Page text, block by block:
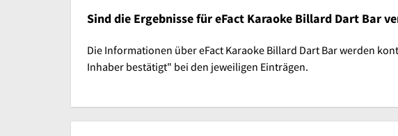
Sind die Ergebnisse für eFact Karaoke Billard Dart Bar
Die Informationen über eFact Karaoke Billard Dart Bar werden
Inhaber bestätigt" bei den jeweiligen Einträgen.